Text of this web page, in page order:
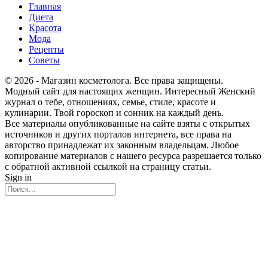
Главная
Диета
Красота
Мода
Рецепты
Советы
© 2026 - Магазин косметолога. Все права защищены.
Модный сайт для настоящих женщин. Интересный Женский
журнал о тебе, отношениях, семье, стиле, красоте и
кулинарии. Твой гороскоп и сонник на каждый день.
Все материалы опубликованные на сайте взяты с открытых
источников и других порталов интернета, все права на
авторство принадлежат их законным владельцам. Любое
копирование материалов с нашего ресурса разрешается только
с обратной активной ссылкой на страницу статьи.
Sign in